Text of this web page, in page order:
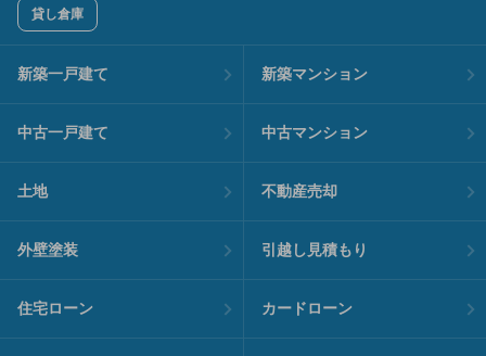
貸し倉庫
新築一戸建て 新築マンション
中古一戸建て 中古マンション
土地 不動産売却
外壁塗装 引越し見積もり
住宅ローン カードローン